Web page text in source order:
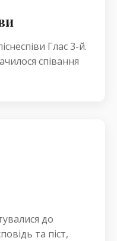
Глас 3-й.
співання
до
та піст,